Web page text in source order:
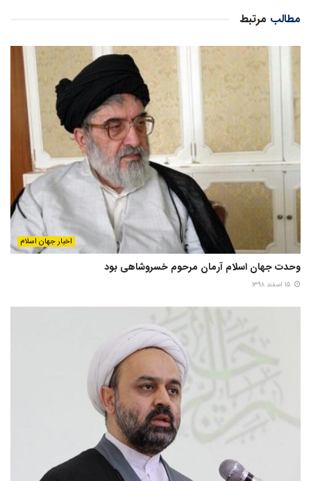
مرتبط مطالب
اخبار جهان اسلام
وحدت جهان اسلام آرمان مرحوم خسروشاهی بود